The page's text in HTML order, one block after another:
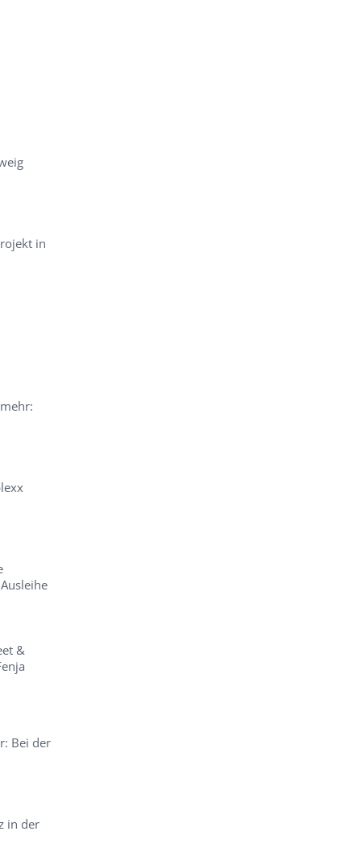
in
&
Bei der
in der